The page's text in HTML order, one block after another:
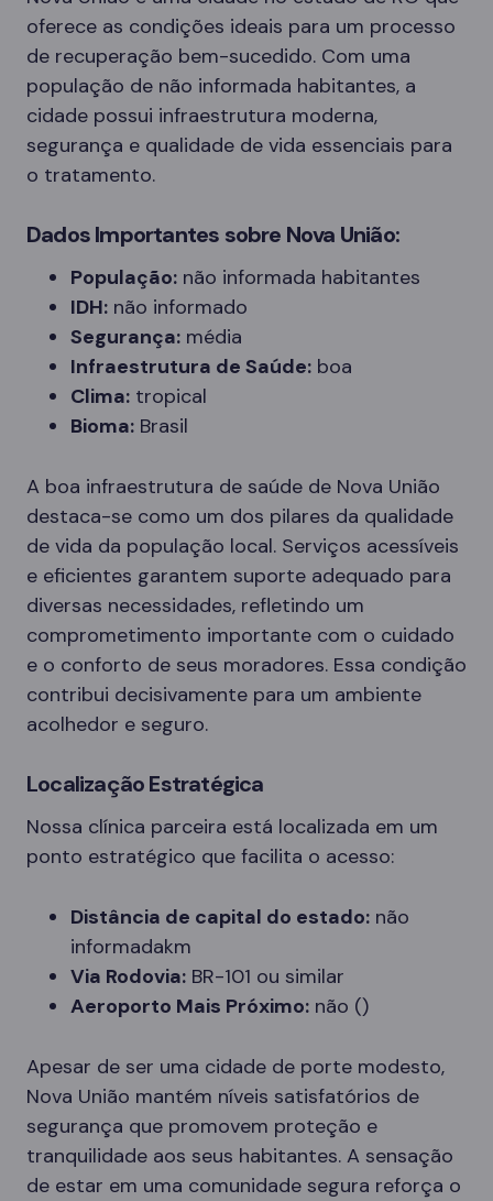
oferece as condições ideais para um processo
de recuperação bem-sucedido. Com uma
população de não informada habitantes, a
cidade possui infraestrutura moderna,
segurança e qualidade de vida essenciais para
o tratamento.
Dados Importantes sobre Nova União:
População: não informada habitantes
IDH: não informado
Segurança: média
Infraestrutura de Saúde: boa
Clima: tropical
Bioma: Brasil
A boa infraestrutura de saúde de Nova União
destaca-se como um dos pilares da qualidade
de vida da população local. Serviços acessíveis
e eficientes garantem suporte adequado para
diversas necessidades, refletindo um
comprometimento importante com o cuidado
e o conforto de seus moradores. Essa condição
contribui decisivamente para um ambiente
acolhedor e seguro.
Localização Estratégica
Nossa clínica parceira está localizada em um
ponto estratégico que facilita o acesso:
Distância de capital do estado: não
informadakm
Via Rodovia: BR-101 ou similar
Aeroporto Mais Próximo: não ()
Apesar de ser uma cidade de porte modesto,
Nova União mantém níveis satisfatórios de
segurança que promovem proteção e
tranquilidade aos seus habitantes. A sensação
de estar em uma comunidade segura reforça o